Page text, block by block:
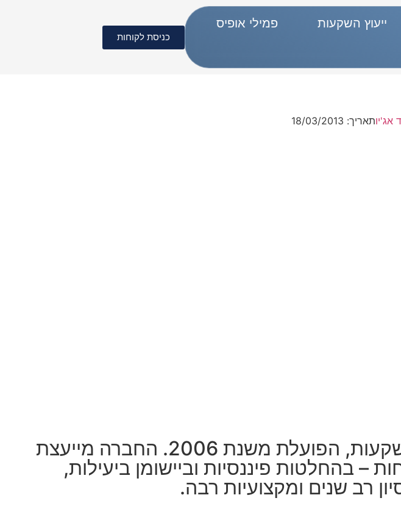
ייעוץ השקעות פמילי אופיס
כניסת לקוחות
אג'יותאריך: 18/03/2013
אג'יו הינה חברה פרטית בעלת רישיון לניהול תיקים והשקעות, הפועלת משנת 2006. החברה מייעצת
– בהחלטות פיננסיות וביישומן ביעילות,
רב שנים ומקצועיות רבה.